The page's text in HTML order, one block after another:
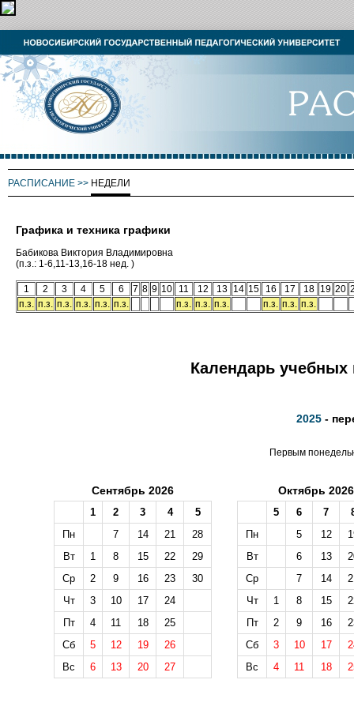
РАСПИСАНИЕ >> НЕДЕЛИ
Графика и техника графики
Бабикова Виктория Владимировна
(п.з.: 1-6,11-13,16-18 нед. )
1 2 3 4 5 6 7 8 9 10 11 12 13 14 15 16 17 18 19 20
п.з. п.з. п.з. п.з. п.з. п.з. п.з. п.з. п.з. п.з. п.з. п.з.
Календарь учебных
2025-
Первым
Сентябрь 2026
1 2 3 4
5
Пн
7 14 21
28
Вт
1 8 15 22
29
Ср
2 9 16 23
30
Чт
3 10 17
24
Пт
4 11 18
25
Сб
5 12 19
26
Вс
6 13 20 27
Октябрь 2026
5 6 7
Пн
5 12
Вт
6 13
Ср
7 14
Чт
1 8 15
Пт
2 9 16
Сб
3 10 17
Вс
4 11 18